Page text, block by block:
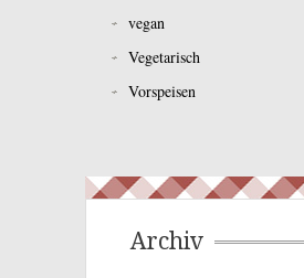
vegan
Vegetarisch
Vorspeisen
Archiv